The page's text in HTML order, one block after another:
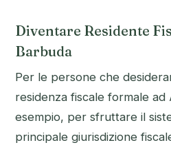
Diventare Residente
Barbuda
Per le persone che
residenza fiscale formale
esempio, per sfruttare il
principale giurisdizione